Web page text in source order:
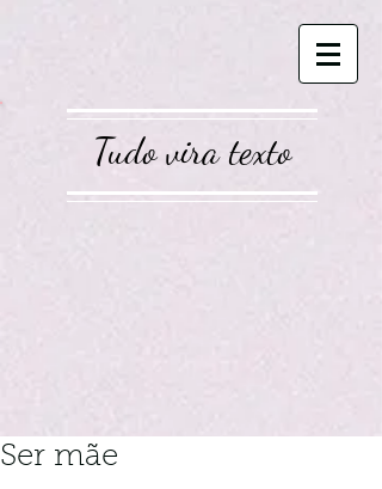
Tudo vira texto
Ser mãe